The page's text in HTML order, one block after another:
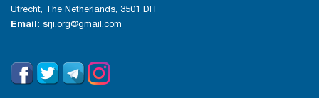
Utrecht, The Netherlands, 3501 DH
Email: srji.org@gmail.com